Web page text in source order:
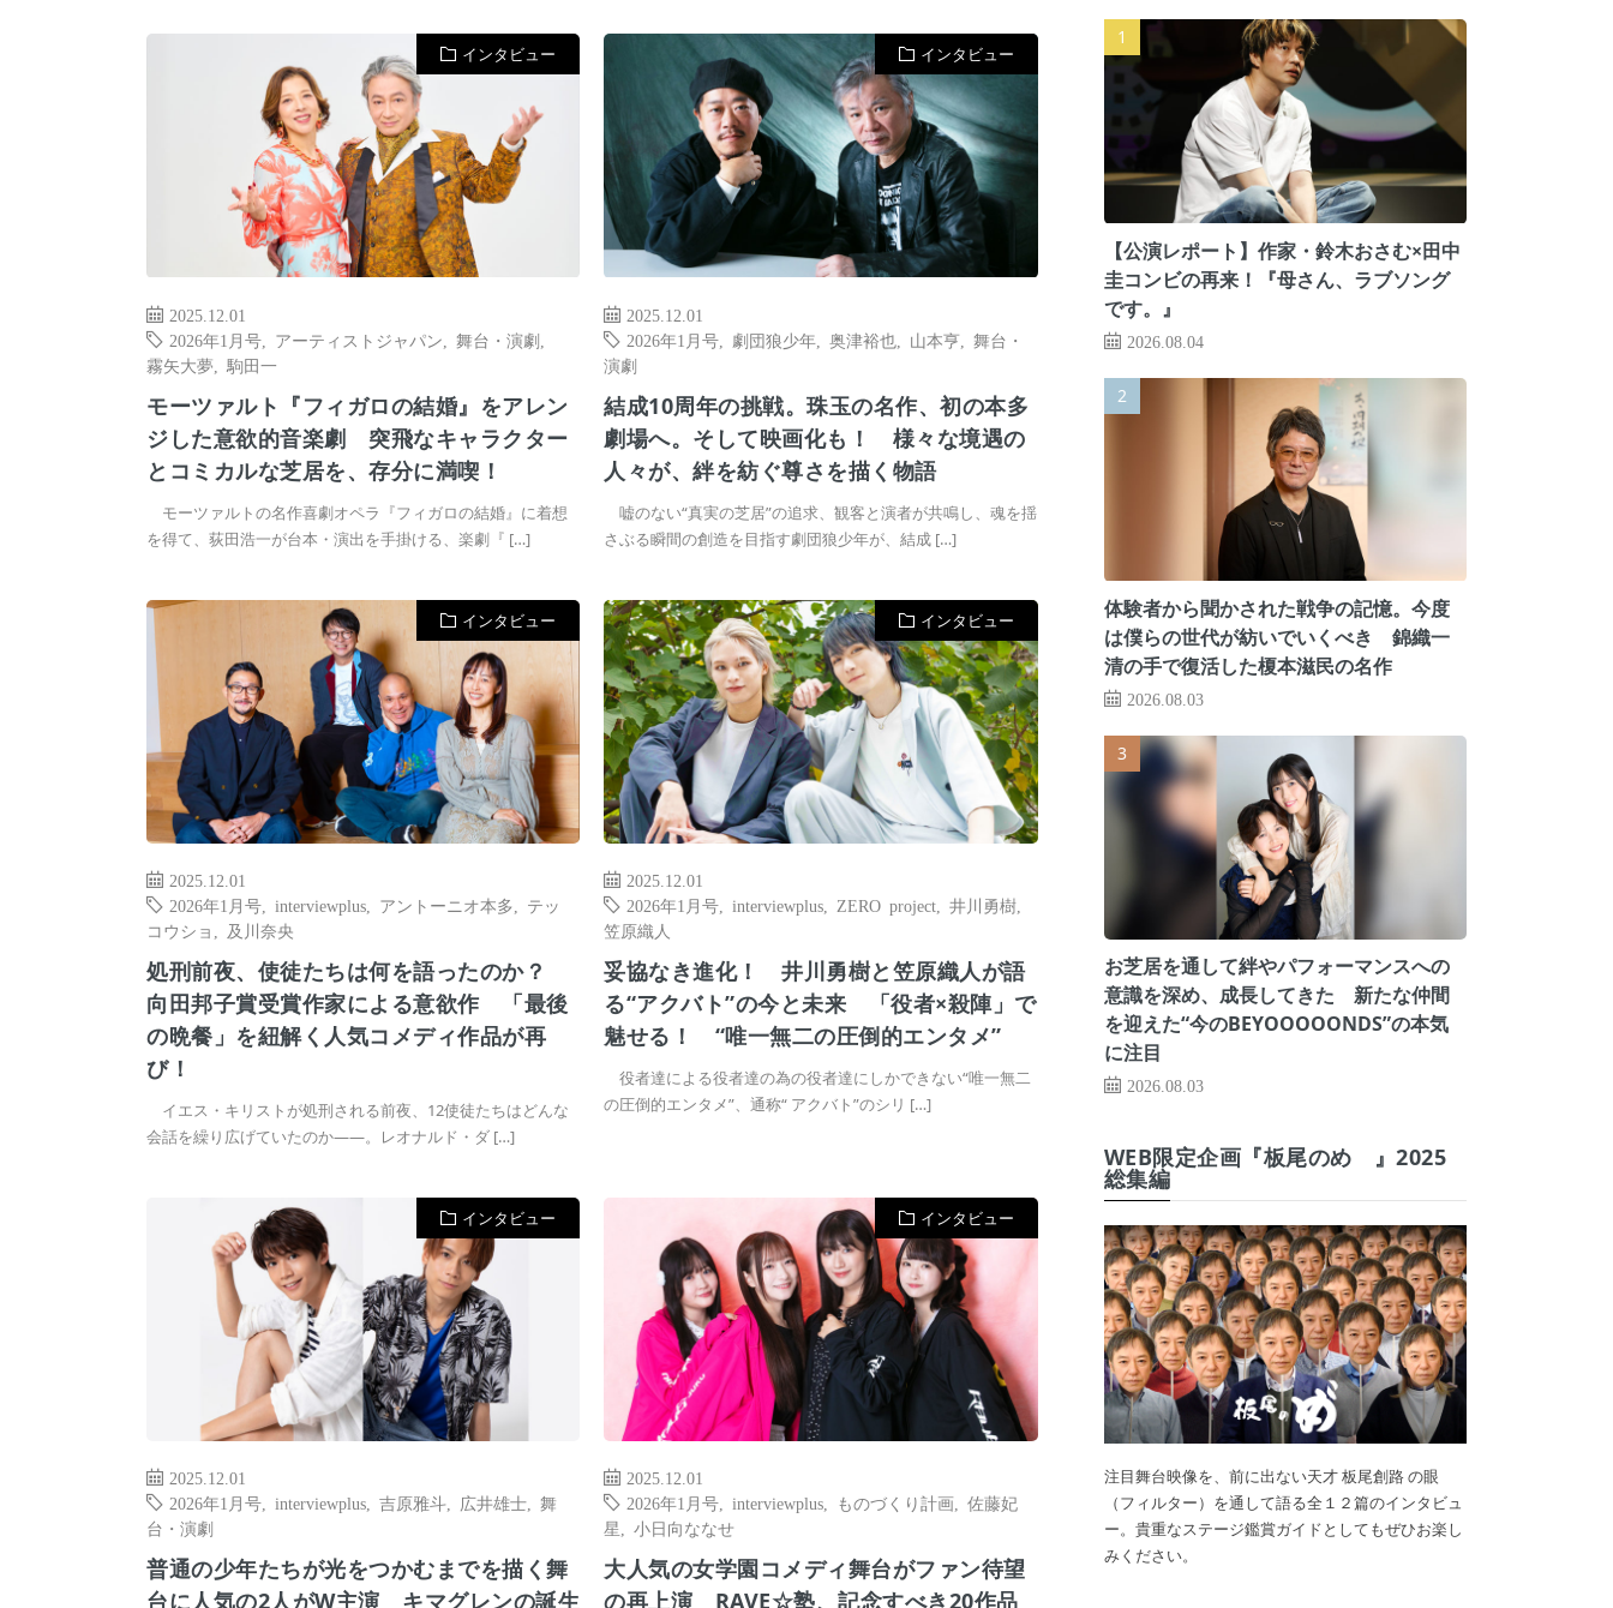
インタビュー
2025.12.01
2026年1月号
アーティストジャパン 舞台・演劇
霧矢大夢
駒田一
モーツァルト『フィガロの結婚』をアレン
ジした意欲的音楽劇 突飛なキャラクター
とコミカルな芝居を、存分に満喫！
モーツァルトの名作喜劇オペラ『フィガロの結婚』に着想
を得て、荻田浩一が台本・演出を手掛ける、楽劇『 […]
インタビュー
2025.12.01
2026年1月号
劇団狼少年 奥津裕也 山本亨 ,舞台・
演劇
結成10周年の挑戦。珠玉の名作、初の本多
劇場へ。そして映画化も！ 様々な境遇の
人々が、絆を紡ぐ尊さを描く物語
嘘のない“真実の芝居”の追求、観客と演者が共鳴し、魂を揺
さぶる瞬間の創造を目指す劇団狼少年が、結成 […]
インタビュー
2025.12.01
2026年1月号
interviewplus アントーニオ本多
テッ
コウショ
及川奈央
処刑前夜、使徒たちは何を語ったのか？
向田邦子賞受賞作家による意欲作 「最後
の晩餐」を紐解く人気コメディ作品が再
び！
イエス・キリストが処刑される前夜、12使徒たちはどんな
会話を繰り広げていたのか――。レオナルド・ダ […]
インタビュー
2025.12.01
2026年1月号 ,interviewplus ZERO project ,井川勇樹
笠原織人
妥協なき進化！ 井川勇樹と笠原織人が語
る“アクバト”の今と未来 「役者×殺陣」で
魅せる！ “唯一無二の圧倒的エンタメ”
役者達による役者達の為の役者達にしかできない“唯一無二
の圧倒的エンタメ”、通称“ アクバト”のシリ […]
インタビュー
2025.12.01
2026年1月号
interviewplus 吉原雅斗 広井雄士
舞
台・演劇
普通の少年たちが光をつかむまでを描く舞
台に人気の2人がW主演 キマグレンの誕生
インタビュー
2025.12.01
2026年1月号 ,interviewplus ものづくり計画 ,佐藤妃
星 ,小日向ななせ
大人気の女学園コメディ舞台がファン待望
の再上演 RAVE☆塾、記念すべき20作品
【公演レポート】作家・鈴木おさむ×田中
圭コンビの再来！『母さん、ラブソング
です。』
2026.08.04
体験者から聞かされた戦争の記憶。今度
は僕らの世代が紡いでいくべき 錦織一
清の手で復活した榎本滋民の名作
2026.08.03
お芝居を通して絆やパフォーマンスへの
意識を深め、成長してきた 新たな仲間
を迎えた“今のBEYOOOOONDS”の本気
に注目
2026.08.03
WEB限定企画『板尾のめ゙』2025
総集編
注目舞台映像を、前に出ない天才 板尾創路 の眼
（フィルター）を通して語る全１２篇のインタビュ
ー。貴重なステージ鑑賞ガイドとしてもぜひお楽し
みください。